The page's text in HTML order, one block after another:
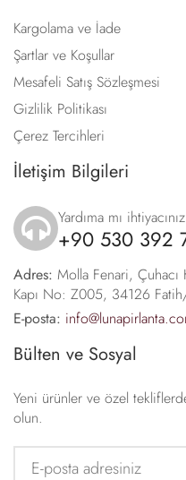
Kargolama ve İade
Şartlar ve Koşullar
Mesafeli Satış Sözleşmesi
Gizlilik Politikası
Çerez Tercihleri
İletişim Bilgileri
icon
Yardıma mı
+90 530 392
Adres: Molla Fenari, Çuhacı
Kapı No: Z005, 34126
E-posta:
Bülten ve Sosyal
Yeni ürünler ve özel
olun.